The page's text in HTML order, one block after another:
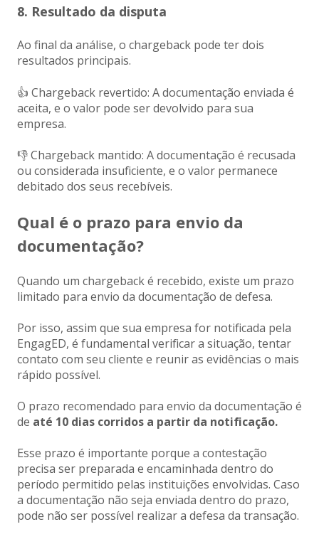
8. Resultado da disputa
Ao final da análise, o chargeback pode ter dois
resultados principais.
👍 Chargeback revertido: A documentação enviada é
aceita, e o valor pode ser devolvido para sua
empresa.
👎 Chargeback mantido: A documentação é recusada
ou considerada insuficiente, e o valor permanece
debitado dos seus recebíveis.
Qual é o prazo para envio da
documentação?
Quando um chargeback é recebido, existe um prazo
limitado para envio da documentação de defesa.
Por isso, assim que sua empresa for notificada pela
EngagED, é fundamental verificar a situação, tentar
contato com seu cliente e reunir as evidências o mais
rápido possível.
O prazo recomendado para envio da documentação é
de até 10 dias corridos a partir da notificação.
Esse prazo é importante porque a contestação
precisa ser preparada e encaminhada dentro do
período permitido pelas instituições envolvidas. Caso
a documentação não seja enviada dentro do prazo,
pode não ser possível realizar a defesa da transação.